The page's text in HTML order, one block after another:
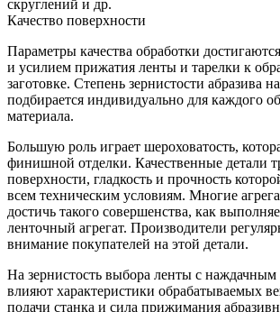
скруглений и др.
Качество поверхности
Параметры качества обработки
и усилием прижатия ленты и тарелки к
заготовке. Степень зернистости абразива
подбирается индивидуально для каждого
материала.
Большую роль играет шероховатость,
финишной отделки. Качественные детали
поверхности, гладкость и прочность
всем техническим условиям. Многие
достичь такого совершенства, как
ленточный агрегат. Производители
внимание покупателей на этой детали.
На зернистость выбора ленты с наждачным
влияют характеристики обрабатываемых
подачи станка и сила прижимания